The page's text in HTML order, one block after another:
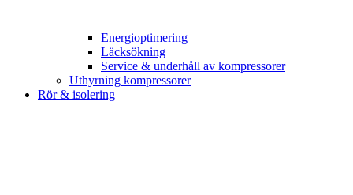
Energioptimering
Läcksökning
Service & underhåll av kompressorer
Uthyrning kompressorer
Rör & isolering